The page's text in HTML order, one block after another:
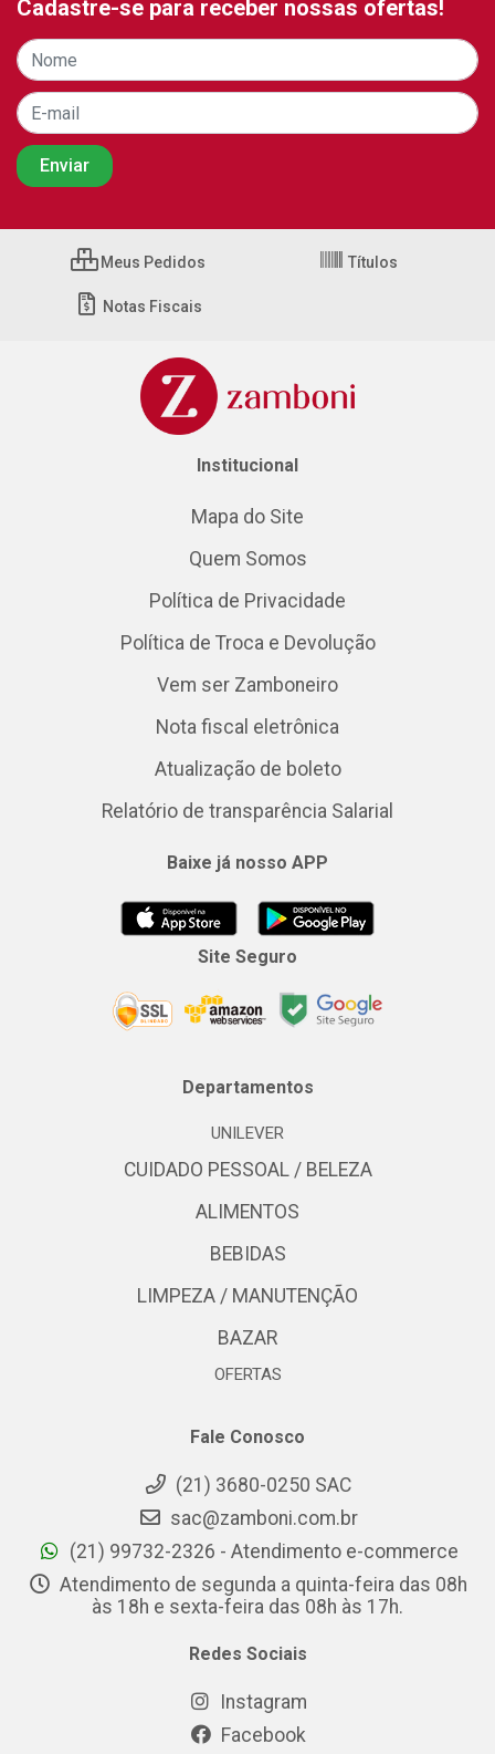
Cadastre-se para receber nossas ofertas!
Meus Pedidos Títulos
Notas Fiscais
Institucional
Mapa do Site
Quem Somos
Política de Privacidade
Política de Troca e Devolução
Vem ser Zamboneiro
Nota fiscal eletrônica
Atualização de boleto
Relatório de transparência Salarial
Baixe já nosso APP
Site Seguro
Departamentos
UNILEVER
CUIDADO PESSOAL / BELEZA
ALIMENTOS
BEBIDAS
LIMPEZA / MANUTENÇÃO
BAZAR
OFERTAS
Fale Conosco
(21) 3680-0250 SAC
sac@zamboni.com.br
(21) 99732-2326 - Atendimento e-commerce
Atendimento de segunda a quinta-feira das 08h
às 18h e sexta-feira das 08h às 17h.
Redes Sociais
Instagram
Facebook